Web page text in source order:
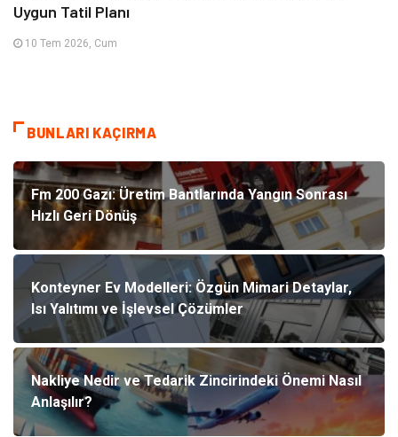
Uygun Tatil Planı
10 Tem 2026, Cum
BUNLARI KAÇIRMA
Fm 200 Gazı: Üretim Bantlarında Yangın Sonrası
Hızlı Geri Dönüş
Konteyner Ev Modelleri: Özgün Mimari Detaylar,
Isı Yalıtımı ve İşlevsel Çözümler
Nakliye Nedir ve Tedarik Zincirindeki Önemi Nasıl
Anlaşılır?